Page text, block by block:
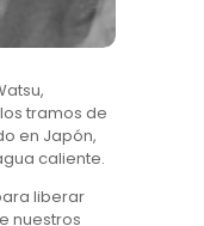
tramos de
en Japón,
caliente.
liberar
nuestros